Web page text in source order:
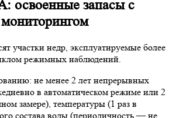
освоенные запасы с
участки недр, эксплуатируемые более
режимных наблюдений.
не менее 2 лет непрерывных
в автоматическом режиме или 2
замере), температуры (1 раз в
состава воды (периодичность — не